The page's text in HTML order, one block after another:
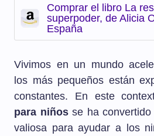
Comprar el libro La
superpoder, de Alicia
España
Vivimos en un mundo
los más pequeños están
constantes. En este
para niñosse ha convertido
valiosa para ayudar a los